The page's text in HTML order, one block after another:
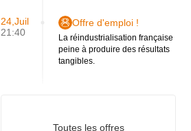
24,Juil
21:40
Offre d'emploi !
La réindustrialisation française
peine à produire des résultats
tangibles.
Toutes les offres